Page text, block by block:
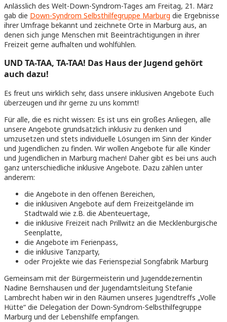
Anlässlich des Welt-Down-Syndrom-Tages am Freitag, 21. März
gab die Down-Syndrom Selbsthilfegruppe Marburg die Ergebnisse
ihrer Umfrage bekannt und zeichnete Orte in Marburg aus, an
denen sich junge Menschen mit Beeinträchtigungen in ihrer
Freizeit gerne aufhalten und wohlfühlen.
UND TA-TAA, TA-TAA! Das Haus der Jugend gehört
auch dazu!
Es freut uns wirklich sehr, dass unsere inklusiven Angebote Euch
überzeugen und ihr gerne zu uns kommt!
Für alle, die es nicht wissen: Es ist uns ein großes Anliegen, alle
unsere Angebote grundsätzlich inklusiv zu denken und
umzusetzen und stets individuelle Lösungen im Sinn der Kinder
und Jugendlichen zu finden. Wir wollen Angebote für alle Kinder
und Jugendlichen in Marburg machen! Daher gibt es bei uns auch
ganz unterschiedliche inklusive Angebote. Dazu zählen unter
anderem:
die Angebote in den offenen Bereichen,
die inklusiven Angebote auf dem Freizeitgelände im
Stadtwald wie z.B. die Abenteuertage,
die inklusive Freizeit nach Prillwitz an die Mecklenburgische
Seenplatte,
die Angebote im Ferienpass,
die inklusive Tanzparty,
oder Projekte wie das Ferienspezial Songfabrik Marburg
Gemeinsam mit der Bürgermeisterin und Jugenddezernentin
Nadine Bernshausen und der Jugendamtsleitung Stefanie
Lambrecht haben wir in den Räumen unseres Jugendtreffs „Volle
Hütte“ die Delegation der Down-Syndrom-Selbsthilfegruppe
Marburg und der Lebenshilfe empfangen.